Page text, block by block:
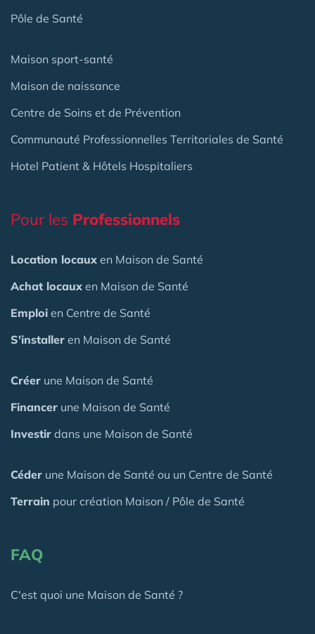
Pôle de Santé
Maison sport-santé
Maison de naissance
Centre de Soins et de Prévention
Communauté Professionnelles Territoriales de Santé
Hotel Patient & Hôtels Hospitaliers
Pour les Professionnels
Location locaux en Maison de Santé
Achat locaux en Maison de Santé
Emploi en Centre de Santé
S'installer en Maison de Santé
Créer une Maison de Santé
Financer une Maison de Santé
Investir dans une Maison de Santé
Céder une Maison de Santé ou un Centre de Santé
Terrain pour création Maison / Pôle de Santé
FAQ
C'est quoi une Maison de Santé ?